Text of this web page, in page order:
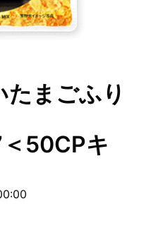
まごふり
50CPキ